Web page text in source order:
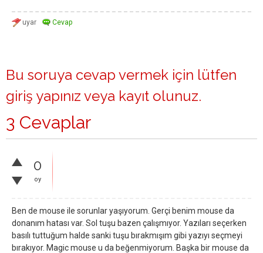
Bu soruya cevap vermek için lütfen
giriş yapınız veya kayıt olunuz.
3 Cevaplar
0
oy
Ben de mouse ile sorunlar yaşıyorum. Gerçi benim mouse da
donanım hatası var. Sol tuşu bazen çalışmıyor. Yazıları seçerken
basılı tuttuğum halde sanki tuşu bırakmışım gibi yazıyı seçmeyi
bırakıyor. Magic mouse u da beğenmiyorum. Başka bir mouse da